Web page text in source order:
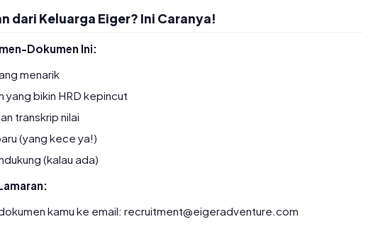
dari Keluarga Eiger? Ini Caranya!
Dokumen Ini:
menarik
yang bikin HRD kepincut
transkrip nilai
(yang kece ya!)
(kalau ada)
kamu ke email: recruitment@eigeradventure.com